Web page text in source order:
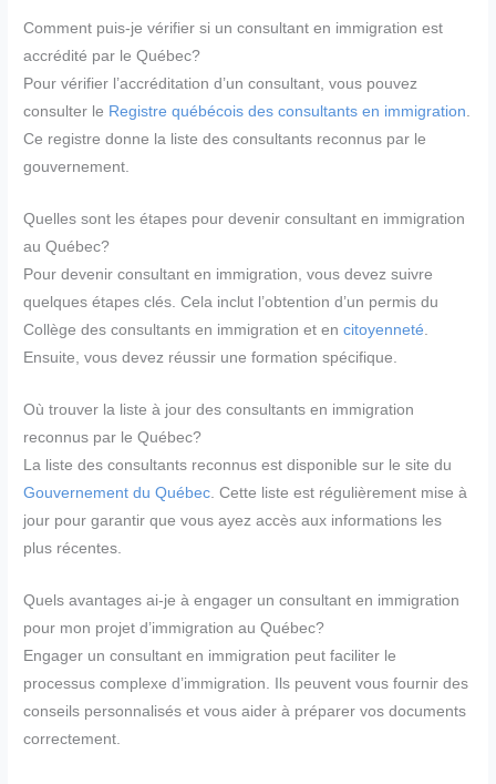
Comment puis-je vérifier si un consultant en immigration est
accrédité par le Québec?
Pour vérifier l’accréditation d’un consultant, vous pouvez
consulter le Registre québécois des consultants en immigration.
Ce registre donne la liste des consultants reconnus par le
gouvernement.
Quelles sont les étapes pour devenir consultant en immigration
au Québec?
Pour devenir consultant en immigration, vous devez suivre
quelques étapes clés. Cela inclut l’obtention d’un permis du
Collège des consultants en immigration et encitoyenneté
Ensuite, vous devez réussir une formation spécifique.
Où trouver la liste à jour des consultants en immigration
reconnus par le Québec?
La liste des consultants reconnus est disponible sur le site du
Gouvernement du Québec . Cette liste est régulièrement mise à
jour pour garantir que vous ayez accès aux informations les
plus récentes.
Quels avantages ai-je à engager un consultant en immigration
pour mon projet d’immigration au Québec?
Engager un consultant en immigration peut faciliter le
processus complexe d’immigration. Ils peuvent vous fournir des
conseils personnalisés et vous aider à préparer vos documents
correctement.